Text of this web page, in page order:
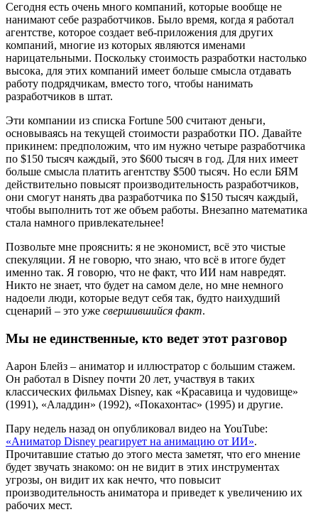
Сегодня есть очень много компаний, которые вообще не
нанимают себе разработчиков. Было время, когда я работал
агентстве, которое создает веб-приложения для других
компаний, многие из которых являются именами
нарицательными. Поскольку стоимость разработки настолько
высока, для этих компаний имеет больше смысла отдавать
работу подрядчикам, вместо того, чтобы нанимать
разработчиков в штат.
Эти компании из списка Fortune 500 считают деньги,
основываясь на текущей стоимости разработки ПО. Давайте
прикинем: предположим, что им нужно четыре разработчика
по $150 тысяч каждый, это $600 тысяч в год. Для них имеет
больше смысла платить агентству $500 тысяч. Но если БЯМ
действительно повысят производительность разработчиков,
они смогут нанять два разработчика по $150 тысяч каждый,
чтобы выполнить тот же объем работы. Внезапно математика
стала намного привлекательнее!
Позвольте мне прояснить: я не экономист, всё это чистые
спекуляции. Я не говорю, что знаю, что всё в итоге будет
именно так. Я говорю, что не факт, что ИИ нам навредят.
Никто не знает, что будет на самом деле, но мне немного
надоели люди, которые ведут себя так, будто наихудший
сценарий – это уже свершившийся факт.
Мы не единственные, кто ведет этот разговор
Аарон Блейз – аниматор и иллюстратор с большим стажем.
Он работал в Disney почти 20 лет, участвуя в таких
классических фильмах Disney, как «Красавица и чудовище»
(1991), «Аладдин» (1992), «Покахонтас» (1995) и другие.
Пару недель назад он опубликовал видео на YouTube:
«Аниматор Disney реагирует на анимацию от ИИ».
Прочитавшие статью до этого места заметят, что его мнение
будет звучать знакомо: он не видит в этих инструментах
угрозы, он видит их как нечто, что повысит
производительность аниматора и приведет к увеличению их
рабочих мест.